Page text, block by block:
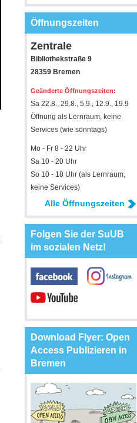
Öffnungszeiten
Zentrale
Bibliothekstraße 9
28359 Bremen
Geänderte Öffnungszeiten:
Sa 22.8., 29.8., 5.9., 12.9., 19.9
Öffnung als Lernraum, keine
Services (wie sonntags)
Mo - Fr 8 - 22 Uhr
Sa 10 - 20 Uhr
So 10 - 18 Uhr (als Lernraum,
keine Services)
Alle Öffnungszeiten
Folgen Sie der SuUB
im sozialen Netz!
Download Flyer: Open
Access Publizieren in
Bremen